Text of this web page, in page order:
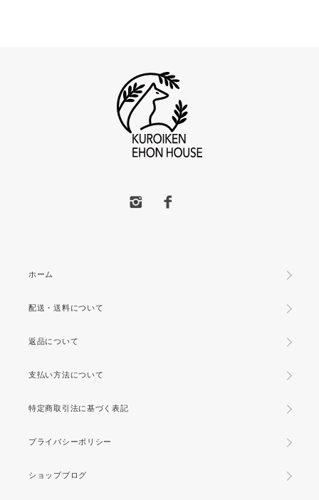
ホーム
配送・送料について
返品について
支払い方法について
特定商取引法に基づく表記
プライバシーポリシー
ショップブログ